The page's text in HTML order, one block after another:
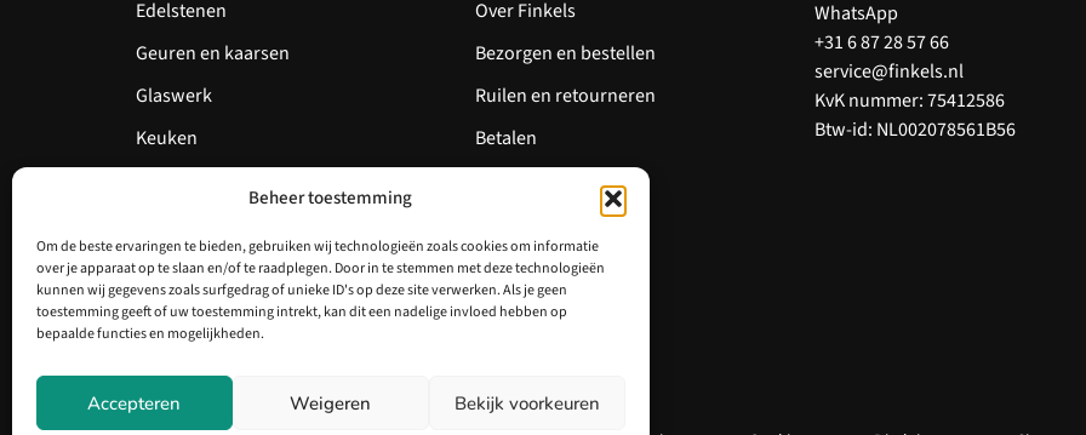
Beheer toestemming
Om de beste ervaringen te bieden, gebruiken wij technologieën zoals cookies om informatie
over je apparaat op te slaan en/of te raadplegen. Door in te stemmen met deze technologieën
kunnen wij gegevens zoals surfgedrag of unieke ID's op deze site verwerken. Als je geen
toestemming geeft of uw toestemming intrekt, kan dit een nadelige invloed hebben op
bepaalde functies en mogelijkheden.
Accepteren Weigeren Bekijk voorkeuren
Edelstenen
Geuren en kaarsen
Glaswerk
Keuken
Nieuw
Aanbieding
Over Finkels
Bezorgen en bestellen
Ruilen en retourneren
Betalen
Garantie en klachten
Echtheid reviews
WhatsApp
+31 6 87 28 57 66
service@finkels.nl
KvK nummer: 75412586
Btw-id: NL002078561B56